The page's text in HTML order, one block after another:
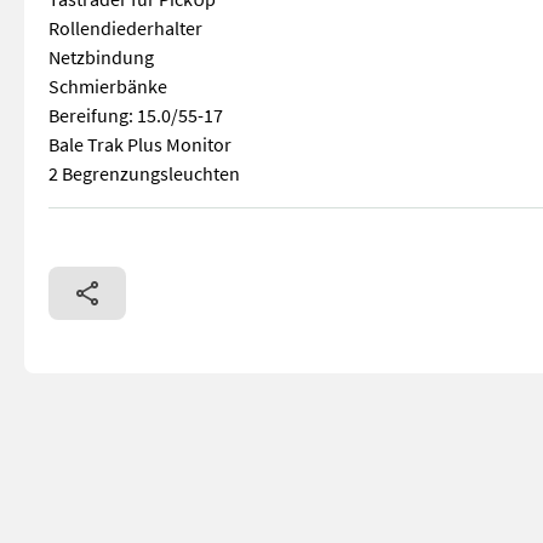
Rollendiederhalter
Netzbindung
Schmierbänke
Bereifung: 15.0/55-17
Bale Trak Plus Monitor
2 Begrenzungsleuchten
SAISON-ABVERKAUF! Statt € 52.900,- 13 Messer Pick-Up